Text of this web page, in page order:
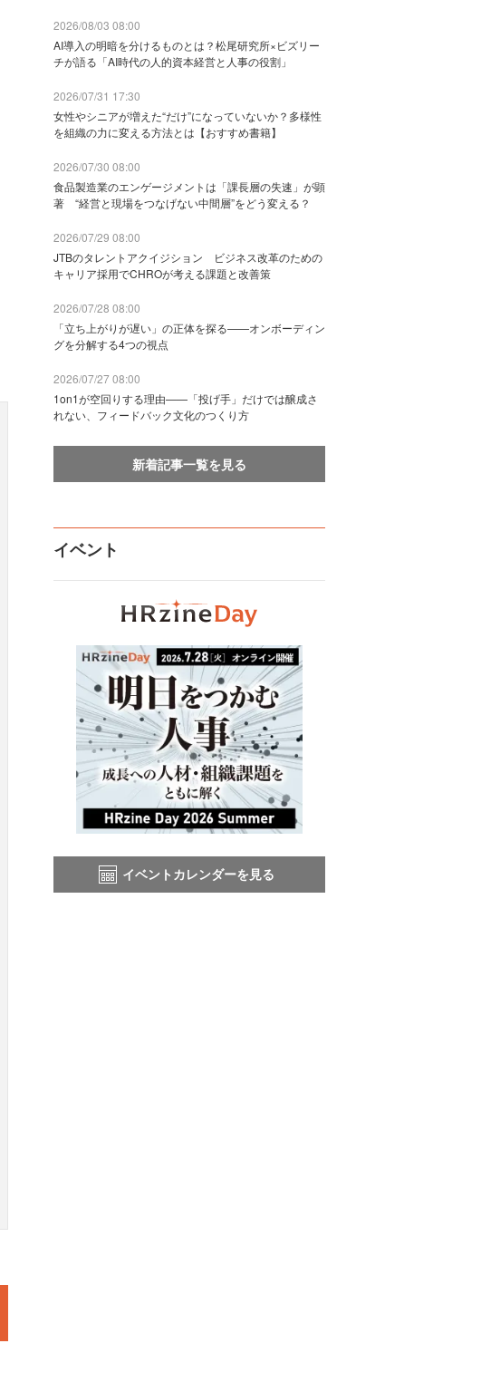
2026/08/03 08:00
AI導入の明暗を分けるものとは？松尾研究所×ビズリー
チが語る「AI時代の人的資本経営と人事の役割」
2026/07/31 17:30
女性やシニアが増えた“だけ”になっていないか？多様性
を組織の力に変える方法とは【おすすめ書籍】
2026/07/30 08:00
食品製造業のエンゲージメントは「課長層の失速」が顕
著 “経営と現場をつなげない中間層”をどう変える？
2026/07/29 08:00
JTBのタレントアクイジション ビジネス改革のための
キャリア採用でCHROが考える課題と改善策
2026/07/28 08:00
「立ち上がりが遅い」の正体を探る——オンボーディン
グを分解する4つの視点
2026/07/27 08:00
1on1が空回りする理由——「投げ手」だけでは醸成さ
れない、フィードバック文化のつくり方
新着記事一覧を見る
イベント
イベントカレンダーを見る